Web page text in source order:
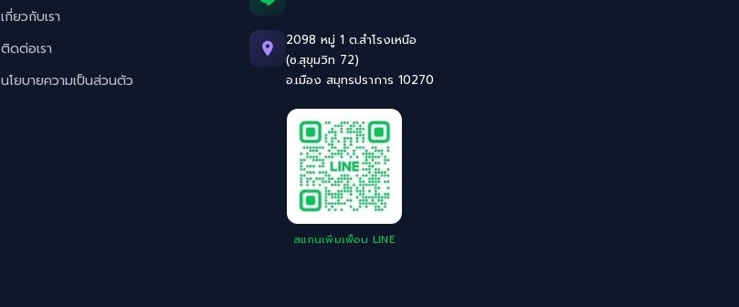
เกี่ยวกับเรา
ติดต่อเรา
นโยบายความเป็นส่วนตัว
2098 หมู่ 1 ต.สำโรงเหนือ
(ซ.สุขุมวิท 72)
อ.เมือง สมุทรปราการ 10270
สแกนเพิ่มเพื่อน LINE